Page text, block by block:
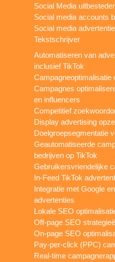
Social Media
Social media accounts
Social media
Tekstschrijver
Automatiseren van
inclusief TikTok
Campagneoptimalisatie
Campagnes
en influencers
Competitief
Display advertising
Doelgroepsegmentatie
Geautomatiseerde
bedrijven op TikTok
Gebruikersvriendelijke
In-Feed TikTok
Integratie met Google
advertenties
Lokale SEO
Off-page SEO
On-page SEO
Pay-per-click (PPC)
Real-time